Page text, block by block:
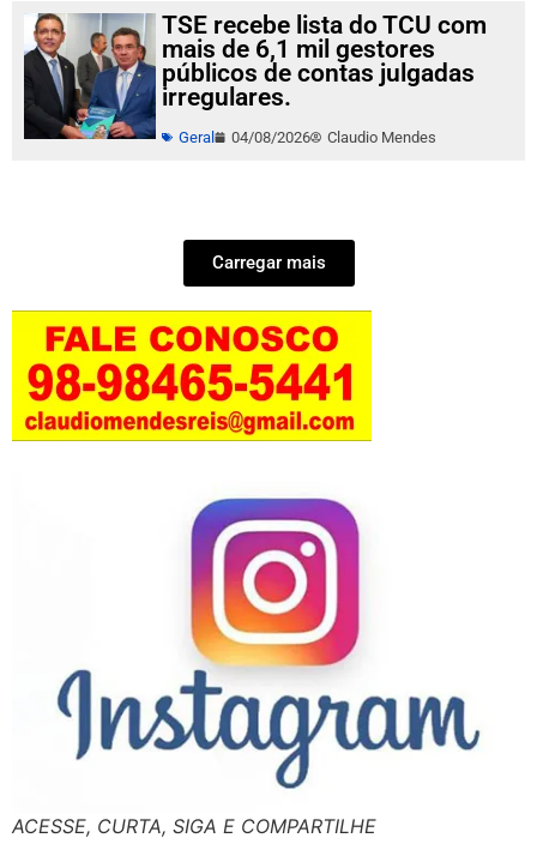
TSE recebe lista do TCU com
mais de 6,1 mil gestores
públicos de contas julgadas
irregulares.
Geral 04/08/2026 Claudio Mendes
Carregar mais
ACESSE, CURTA, SIGA E COMPARTILHE